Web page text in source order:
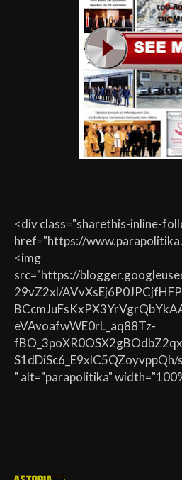
<div class="sharethis-inline-
href="https://
<img
src="https://
29vZ2xl/
eVAvoafwWE0rL_aq88Tz-
" alt="parapolitika"